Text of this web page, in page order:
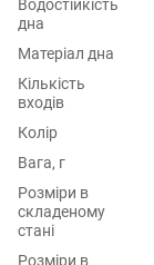
Водостійкість
дна
Матеріал дна
Кількість
входів
Колір
Вага, г
Розміри в
складеному
стані
Розміри в